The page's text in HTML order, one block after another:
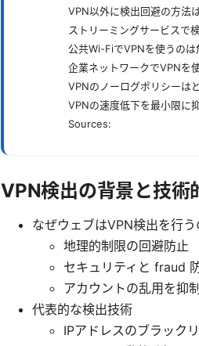
VPN以外に検出回避の方法
ストリーミングサービスで
公共Wi-FiでVPNを使うのは
企業ネットワークでVPNを
VPNのノーログポリシーは
VPNの速度低下を最小限に
Sources:
VPN検出の背景と技術
なぜウェブはVPN検出を行う
地理的制限の回避防止
セキュリティと fraud
アカウントの乱用を抑制
代表的な検出技術
IPアドレスのブラック